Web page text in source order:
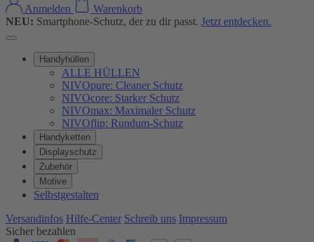
Anmelden
Warenkorb
NEU: Smartphone-Schutz, der zu dir passt. Jetzt entdecken.
Handyhüllen
ALLE HÜLLEN
NIVOpure: Cleaner Schutz
NIVOcore: Starker Schutz
NIVOmax: Maximaler Schutz
NIVOflip: Rundum-Schutz
Handyketten
Displayschutz
Zubehör
Motive
Selbstgestalten
Versandinfos Hilfe-Center Schreib uns Impressum
Sicher bezahlen